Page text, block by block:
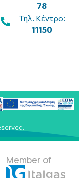
78
Τηλ. Κέντρο:
11150
Member of